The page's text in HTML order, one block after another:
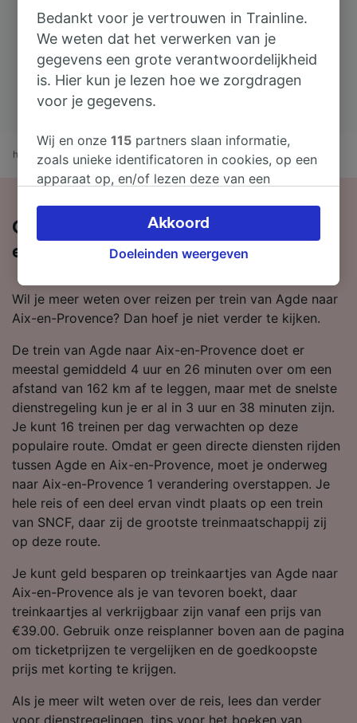
home treintijden Agde naar Aix-en-Provence
Over de treinreis van Agde naar Aix-
en-Provence
Wil je meer weten over reizen per trein van Agde naar
Aix-en-Provence? Dan hoef je niet verder te kijken.
De trein van Agde naar Aix-en-Provence doet er
meestal gemiddeld 4 uur en 26 minuten over om een
afstand van 162 km af te leggen, maar met de snelste
dienstregeling kun je er al in 3 uur en 38 minuten zijn.
Je kunt 16 treinen per dag verwachten op deze
populaire route. Omdat er geen directe diensten rijden
tussen Agde en Aix-en-Provence, moet je onderweg
naar Aix-en-Provence 1 verandering overstappen. Je
hele reis of een deel ervan vindt plaats op een trein
van SNCF, daar zij de grootste treinmaatschappij zij
op deze route.
Je kunt geld besparen op treinkaartjes van Agde naar
Aix-en-Provence als je van tevoren boekt, daar
treinkaartjes al verkrijgbaar zijn vanaf een prijs van
€39.00. Gebruik onze reisplanner boven aan de pagina
om ticketprijzen te vergelijken en de goedkoopste
prijs met korting te krijgen.
Als je meer wilt weten over de reis, lees dan verder
voor dienstregelingen, tips voor het boeken van
Bedankt voor je vertrouwen in Trainline.
We weten dat het verwerken van je
gegevens een grote verantwoordelijkheid
is. Hier kun je lezen hoe we zorgdragen
voor je gegevens.
Wij en onze115 partners slaan informatie,
zoals unieke identificatoren in cookies, op een
apparaat op, en/of lezen deze van een
verwerken. Je kunt je instellingen bevestigen
of wijzigen door hieronder te klikken.
Daaronder valt ook je recht om bezwaar te
verwerking een beroep op gerechtvaardigd
belangen wordt gemaakt. Je kunt deze
pagina met onze privacyverklaring. Deze
keuzes worden aan onze partners
doorgegeven en hebben geen invloed op
browsegegevens. Je gegevens worden niet
gebruikt voor tracking als je ons hebt
gevraagd om je niet te volgen.
Wij en onze partners verwerken gegevens
voor de volgende doeleinden:
Precieze geolocatiegegevens gebruiken. De
apparaatkenmerken actief scannen ter
identificatie. Informatie op een apparaat
advertenties en content, advertentie- en
contentmetingen, doelgroepenonderzoek en
ontwikkeling van diensten.
Partnerlijst (derden)
Doeleinden weergeven
Akkoord